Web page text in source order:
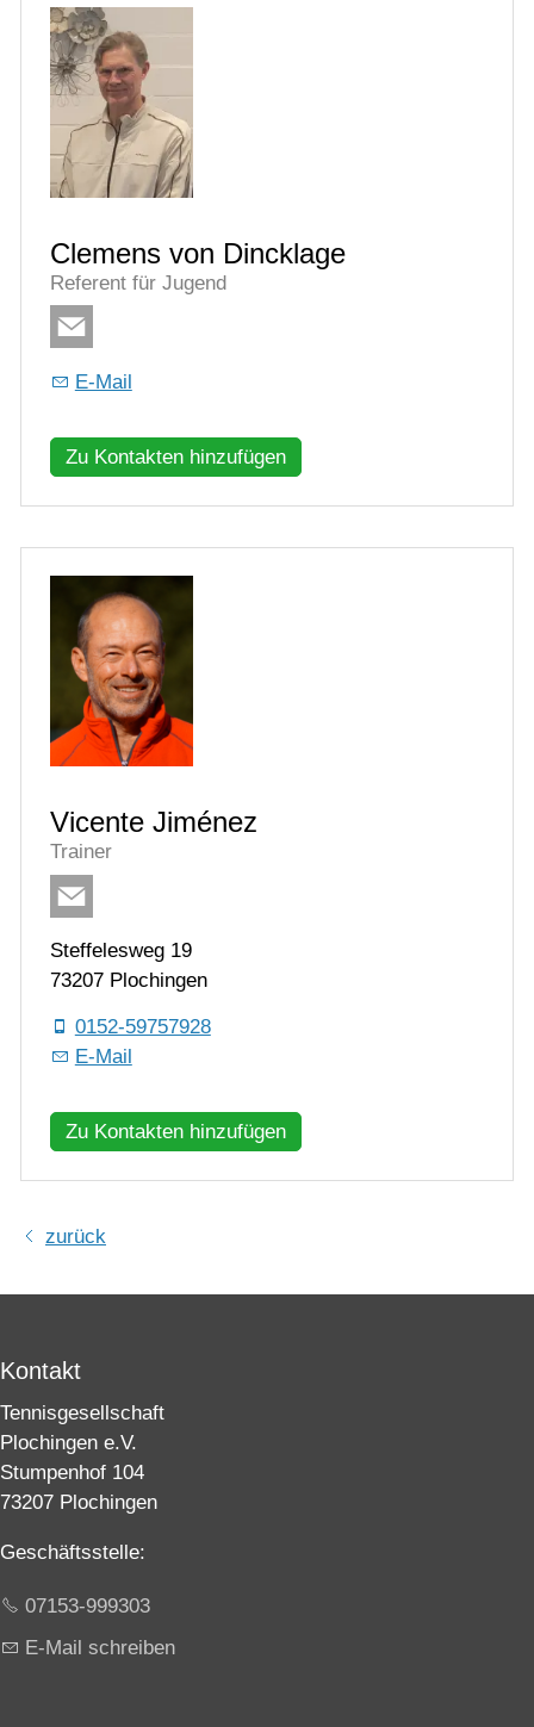
Clemens von Dincklage
Referent für Jugend
E-Mail
Zu Kontakten hinzufügen
Vicente Jiménez
Trainer
Steffelesweg 19
73207 Plochingen
0152-59757928
E-Mail
Zu Kontakten hinzufügen
zurück
Kontakt
Tennisgesellschaft
Plochingen e.V.
Stumpenhof 104
73207 Plochingen
Geschäftsstelle:
07153-999303
E-Mail schreiben